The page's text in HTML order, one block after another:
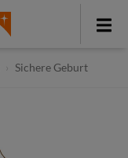
Toggle
Sichere Geburt